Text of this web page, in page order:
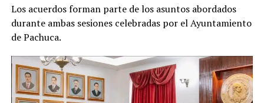
Los acuerdos forman parte de los asuntos abordados
durante ambas sesiones celebradas por el Ayuntamiento
de Pachuca.